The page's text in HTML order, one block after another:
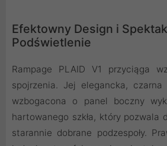
Efektowny Design i
Podświetlenie
Rampage PLAID V1 przyciąga
spojrzenia. Jej elegancka, czarna
wzbogacona o panel boczny
hartowanego szkła, który pozwala
starannie dobrane podzespoły.